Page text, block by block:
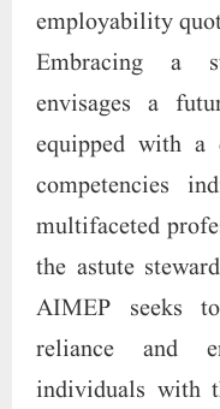
employability
Embracing a
envisages a
equipped with
competencies
multifaceted
the astute
AIMEP seeks
reliance and
individuals with